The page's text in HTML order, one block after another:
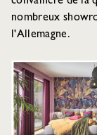
nombreux
l'Allemagne.